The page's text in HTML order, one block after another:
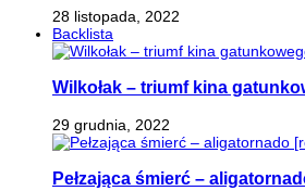
28 listopada, 2022
Backlista
Wilkołak – triumf kina
29 grudnia, 2022
Pełzająca śmierć –